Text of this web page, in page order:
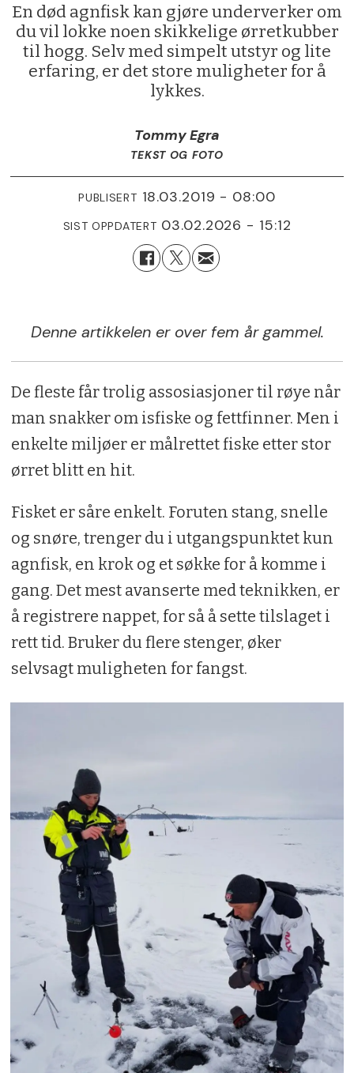
En død agnfisk kan gjøre underverker om
du vil lokke noen skikkelige ørretkubber
til hogg. Selv med simpelt utstyr og lite
erfaring, er det store muligheter for å
lykkes.
Tommy Egra
TEKST OG FOTO
PUBLISERT 18.03.2019 - 08:00
SIST OPPDATERT 03.02.2026 - 15:12
Denne artikkelen er over fem år gammel.
De fleste får trolig assosiasjoner til røye når
man snakker om isfiske og fettfinner. Men i
enkelte miljøer er målrettet fiske etter stor
ørret blitt en hit.
Fisket er såre enkelt. Foruten stang, snelle
og snøre, trenger du i utgangspunktet kun
agnfisk, en krok og et søkke for å komme i
gang. Det mest avanserte med teknikken, er
å registrere nappet, for så å sette tilslaget i
rett tid. Bruker du flere stenger, øker
selvsagt muligheten for fangst.